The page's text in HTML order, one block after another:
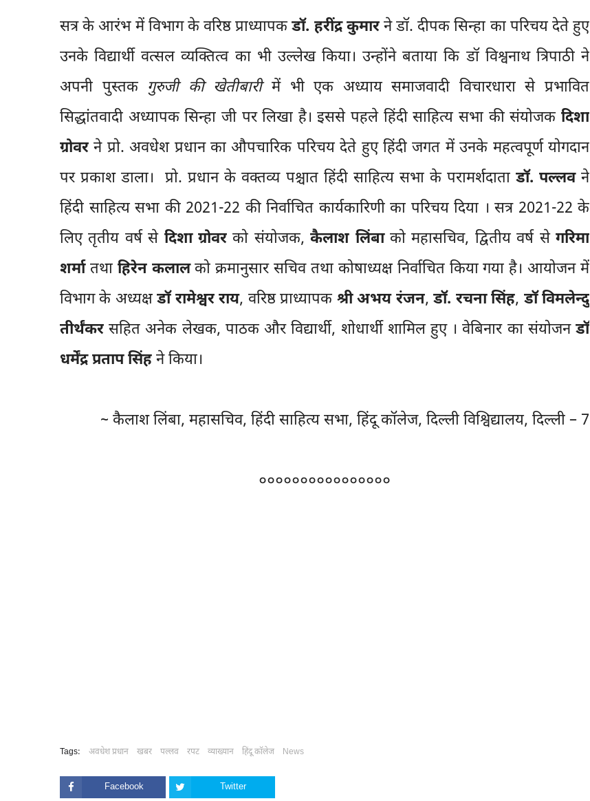
सत्र के आरंभ में विभाग के वरिष्ठ प्राध्यापकडॉ. हरींद्र कुमारने डॉ. दीपक सिन्हा का परिचय देते हुए
उनके विद्यार्थी वत्सल व्यक्तित्व का भी उल्लेख किया। उन्होंने बताया कि डॉ विश्वनाथ त्रिपाठी ने
अपनी पुस्तक गुरुजी की खेतीबारीमें भी एक अध्याय समाजवादी विचारधारा से प्रभावित
सिद्धांतवादी अध्यापक सिन्हा जी पर लिखा है। इससे पहले हिंदी साहित्य सभा की संयोजक दिशा
ग्रोवर ने प्रो. अवधेश प्रधान का औपचारिक परिचय देते हुए हिंदी जगत में उनके महत्वपूर्ण योगदान
पर प्रकाश डाला। प्रो. प्रधान के वक्तव्य पश्चात हिंदी साहित्य सभा के परामर्शदाता डॉ. पल्लवने
हिंदी साहित्य सभा की 2021-22 की निर्वाचित कार्यकारिणी का परिचय दिया । सत्र 2021-22 के
लिए तृतीय वर्ष से दिशा ग्रोवर को संयोजक,कैलाश लिंबाको महासचिव, द्वितीय वर्ष सेगरिमा
शर्मातथा हिरेन कलालको क्रमानुसार सचिव तथा कोषाध्यक्ष निर्वाचित किया गया है। आयोजन में
विभाग के अध्यक्षडॉ रामेश्वर राय, वरिष्ठ प्राध्यापक श्री अभय रंजन,डॉ. रचना सिंह, डॉ विमलेन्दु
तीर्थंकर सहित अनेक लेखक, पाठक और विद्यार्थी, शोधार्थी शामिल हुए । वेबिनार का संयोजन डॉ
धर्मेंद्र प्रताप सिंह ने किया।
~ कैलाश लिंबा, महासचिव, हिंदी साहित्य सभा, हिंदू कॉलेज, दिल्ली विश्विद्यालय, दिल्ली – 7
००००००००००००००००
Tags: अवधेश प्रधान खबर पल्लव रपट व्याख्यान हिंदू कॉलेज News
Facebook Twitter